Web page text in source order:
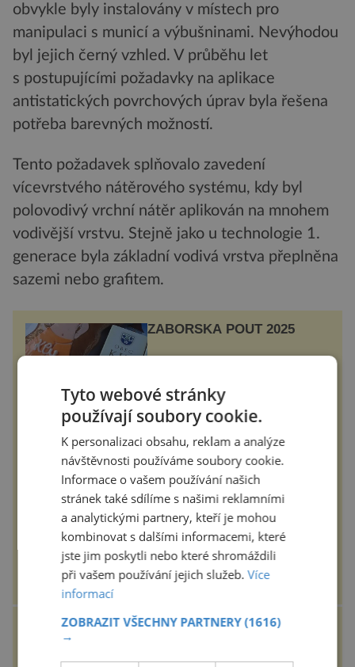
obvykle byly instalovány v místech pro
manipulaci s municí a výbušninami. Nevýhodou
byl jejich černý vzhled. V průběhu let
s postupujícími požadavky na aplikace
antistatických povrchových úprav byla řešena
potřeba barevných možností.
Tento požadavek splňovalo zavedení
vícevrstvého nátěrového systému, kdy byl
polovodivý vrchní nátěr aplikován na mnohem
vodivější vrstvu. Stejně jako u technologie 1.
generace byla základní vodivá vrstva přeplněna
sazemi nebo grafitem.
ZÁBOŘSKÁ POUŤ 2025
hod. u kostela v Záboří, části obce
Kly u Mělníka. V programu
naleznete komentovanou prohlídku
kostela, dobovou hudbu, řemesla,
atrakce...
epochanacestach.cz
Zrod Oktoberfestu. Jak
královská svatba
odstartovala největší pivní
festival světa
V Mnichově se každoročně koná
jeden z největších a nejslavnějších
festivalů na světě – Oktoberfest.
Každý rok přiláká miliony
návštěvníků, kteří si vychutnávají
pivo, tradiční jídlo a bavorskou
Černovická rezidence:
Tyto webové stránky
používají soubory cookie.
K personalizaci obsahu, reklam a analýze
návštěvnosti používáme soubory cookie.
Informace o vašem používání našich
stránek také sdílíme s našimi reklamními
a analytickými partnery, kteří je mohou
kombinovat s dalšími informacemi, které
jste jim poskytli nebo které shromáždili
při vašem používání jejich služeb.Více
informací
ZOBRAZIT VŠECHNY PARTNERY(1616)
→